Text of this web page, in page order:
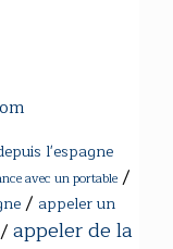
l'espagne
avec un portable /
/ appeler un
/appeler de la